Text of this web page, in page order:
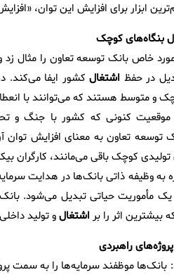
ابزار برای افزایش این توان،
بنگاه‌های کوچک
خاص بانک توسعه تعاون را مثال
در حفظ اشتغالکشور ایفا می‌کند.
و متوسط هستند که می‌توانند با
موقعیت کنونی که کشور با جنگ
توسعه تعاون به معنای افزایش
کوچک باقی می‌مانند، کارگران
به وظیفه ذاتی بانک‌ها در هدایت
مأموریت حیاتی تبدیل می‌شود.
اثر را بر اشتغالو تولید
راهبردی
موظفند سرمایه‌ها را به سمت